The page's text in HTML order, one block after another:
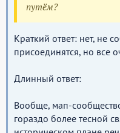
путём?
Краткий ответ: нет, не
присоединятся, но все
Длинный ответ:
Вообще, мап-
гораздо более тесной